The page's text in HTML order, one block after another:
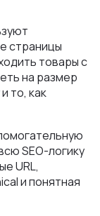
страницы
товары с
на размер
то, как
SEO-логику
URL,
и понятная